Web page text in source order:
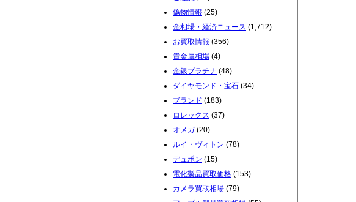
偽物情報 (25)
金相場・経済ニュース (1,712)
お買取情報 (356)
貴金属相場 (4)
金銀プラチナ (48)
ダイヤモンド・宝石 (34)
ブランド (183)
ロレックス (37)
オメガ (20)
ルイ・ヴィトン (78)
デュポン (15)
電化製品買取価格 (153)
カメラ買取相場 (79)